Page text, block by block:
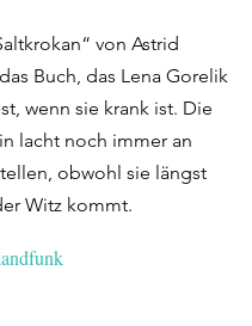
von Astrid
Buch, das Lena Gorelik
wenn sie krank ist. Die
lacht noch immer an
obwohl sie längst
Witz kommt.